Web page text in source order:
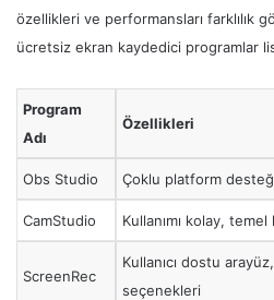
özellikleri ve performansları farklılık
ücretsiz ekran kaydedici programlar
Program
Adı
Özellikleri
Obs Studio Çoklu platform
CamStudio Kullanımı kolay,
ScreenRec
Kullanıcı dostu
seçenekleri